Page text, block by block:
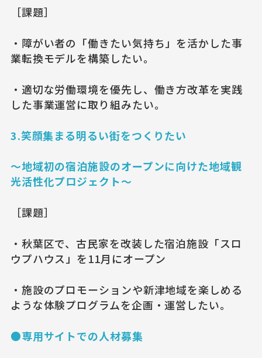
［課題］
・障がい者の「働きたい気持ち」を活かした事
業転換モデルを構築したい。
・適切な労働環境を優先し、働き方改革を実践
した事業運営に取り組みたい。
3.笑顔集まる明るい街をつくりたい
〜地域初の宿泊施設のオープンに向けた地域観
光活性化プロジェクト〜
［課題］
・秋葉区で、古⺠家を改装した宿泊施設「スロ
ウプハウス」を11⽉にオープン
・施設のプロモーションや新津地域を楽しめる
ような体験プログラムを企画・運営したい。
●専用サイトでの人材募集